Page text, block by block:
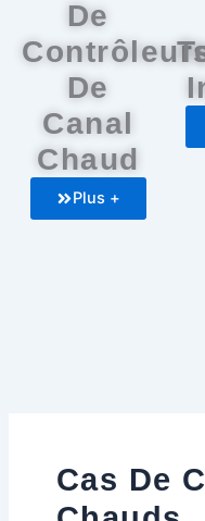
De
De
Canal
Chaud
Plus +
Cas De